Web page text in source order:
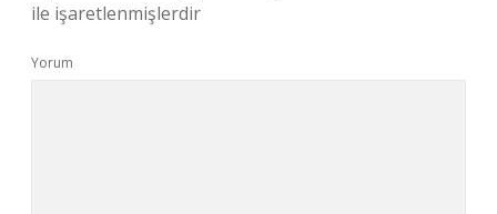
ile işaretlenmişlerdir
Yorum